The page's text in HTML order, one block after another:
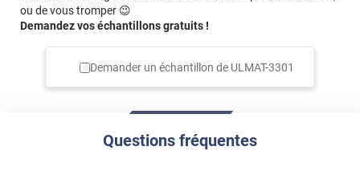
ou de vous tromper 😉
Demandez vos échantillons gratuits !
Demander un échantillon de ULMAT-3301
Questions fréquentes